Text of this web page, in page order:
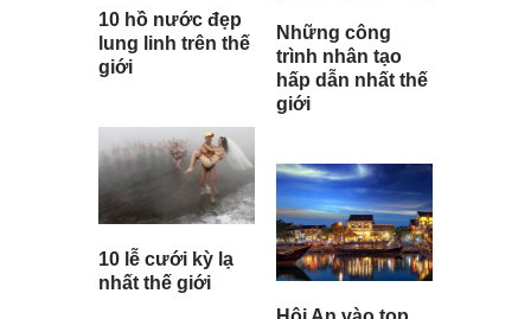
10 hồ nước đẹp
lung linh trên thế
giới
10 lễ cưới kỳ lạ
nhất thế giới
Những công
trình nhân tạo
hấp dẫn nhất thế
giới